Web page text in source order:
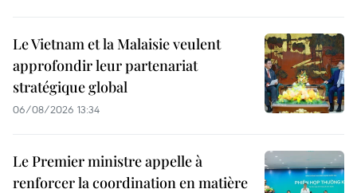
Le Vietnam et la Malaisie veulent
approfondir leur partenariat
stratégique global
06/08/2026 13:34
Le Premier ministre appelle à
renforcer la coordination en matière